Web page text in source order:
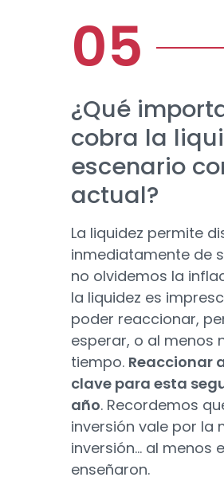
¿Qué
cobra la
escenario
actual?
La liquidez permite
inmediatamente de
no olvidemos la
la liquidez es
poder reaccionar,
esperar, o al menos
tiempo. Reaccionar
clave para esta
año. Recordemos
inversión vale por la
inversión... al menos
enseñaron.